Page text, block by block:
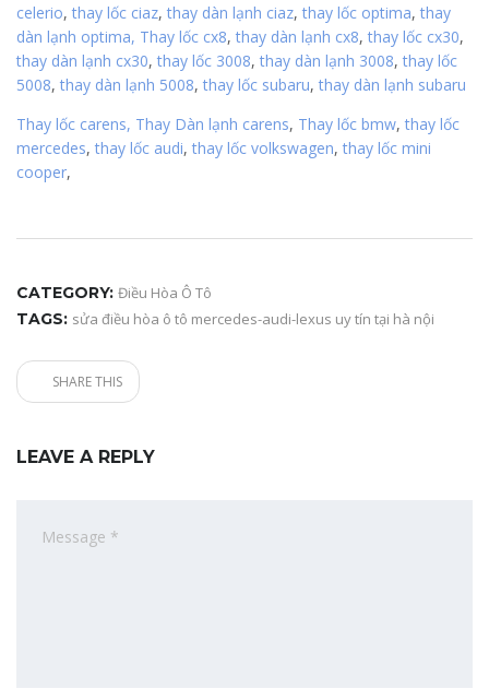
celerio, thay lốc ciaz, thay dàn lạnh ciaz, thay lốc optima, thay
dàn lạnh optima, Thay lốc cx8, thay dàn lạnh cx8, thay lốc cx30,
thay dàn lạnh cx30, thay lốc 3008, thay dàn lạnh 3008, thay lốc
5008, thay dàn lạnh 5008, thay lốc subaru, thay dàn lạnh subaru
Thay lốc carens, Thay Dàn lạnh carens, Thay lốc bmw, thay lốc
mercedes, thay lốc audi, thay lốc volkswagen, thay lốc mini
cooper,
CATEGORY: Điều Hòa Ô Tô
TAGS: sửa điều hòa ô tô mercedes-audi-lexus uy tín tại hà nội
SHARE THIS
LEAVE A REPLY